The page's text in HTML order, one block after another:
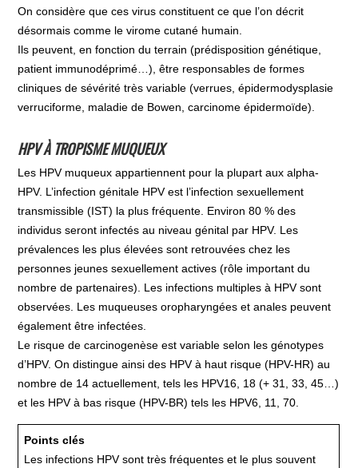
On considère que ces virus constituent ce que l’on décrit
désormais comme le virome cutané humain.
Ils peuvent, en fonction du terrain (prédisposition génétique,
patient immunodéprimé…), être responsables de formes
cliniques de sévérité très variable (verrues, épidermodysplasie
verruciforme, maladie de Bowen, carcinome épidermoïde).
HPV À TROPISME MUQUEUX
Les HPV muqueux appartiennent pour la plupart aux alpha-
HPV. L’infection génitale HPV est l’infection sexuellement
transmissible (IST) la plus fréquente. Environ 80 % des
individus seront infectés au niveau génital par HPV. Les
prévalences les plus élevées sont retrouvées chez les
personnes jeunes sexuellement actives (rôle important du
nombre de partenaires). Les infections multiples à HPV sont
observées. Les muqueuses oropharyngées et anales peuvent
également être infectées.
Le risque de carcinogenèse est variable selon les génotypes
d’HPV. On distingue ainsi des HPV à haut risque (HPV-HR) au
nombre de 14 actuellement, tels les HPV16, 18 (+ 31, 33, 45…)
et les HPV à bas risque (HPV-BR) tels les HPV6, 11, 70.
Points clés
Les infections HPV sont très fréquentes et le plus souvent